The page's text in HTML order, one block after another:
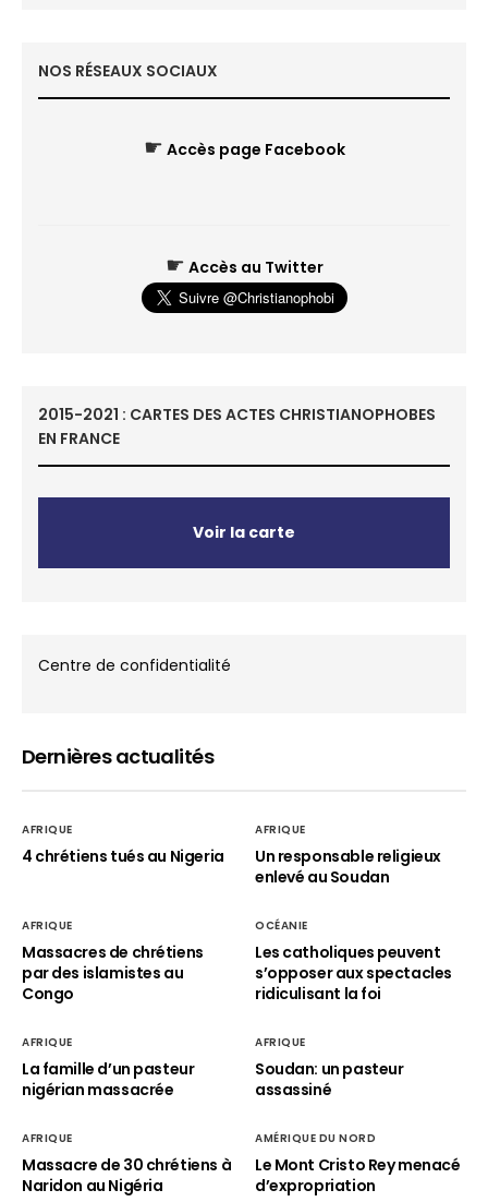
NOS RÉSEAUX SOCIAUX
☛ Accès page Facebook
☛ Accès au Twitter
2015-2021 : CARTES DES ACTES CHRISTIANOPHOBES
EN FRANCE
Voir la carte
Centre de confidentialité
Dernières actualités
AFRIQUE
4 chrétiens tués au Nigeria
AFRIQUE
Un responsable religieux
enlevé au Soudan
AFRIQUE
Massacres de chrétiens
par des islamistes au
Congo
OCÉANIE
Les catholiques peuvent
s’opposer aux spectacles
ridiculisant la foi
AFRIQUE
La famille d’un pasteur
nigérian massacrée
AFRIQUE
Soudan: un pasteur
assassiné
AFRIQUE
Massacre de 30 chrétiens à
Naridon au Nigéria
AMÉRIQUE DU NORD
Le Mont Cristo Rey menacé
d’expropriation